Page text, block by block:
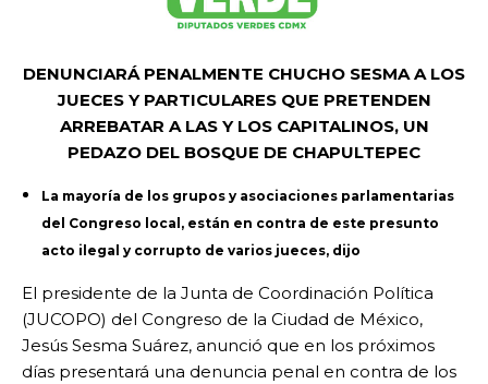
DENUNCIARÁ PENALMENTE CHUCHO SESMA A LOS
JUECES Y PARTICULARES QUE PRETENDEN
ARREBATAR A LAS Y LOS CAPITALINOS, UN
PEDAZO DEL BOSQUE DE CHAPULTEPEC
La mayoría de los grupos y asociaciones parlamentarias
del Congreso local, están en contra de este presunto
acto ilegal y corrupto de varios jueces, dijo
El presidente de la Junta de Coordinación Política
(JUCOPO) del Congreso de la Ciudad de México,
Jesús Sesma Suárez, anunció que en los próximos
días presentará una denuncia penal en contra de los